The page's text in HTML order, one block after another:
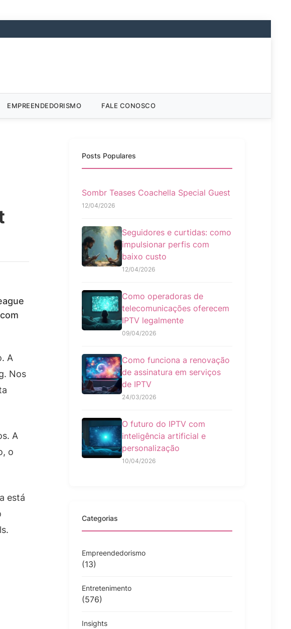
EMPREENDEDORISMO FALE CONOSCO
A
Nos
A
o
está
Posts Populares
Sombr Teases Coachella Special Guest
12/04/2026
Seguidores e curtidas: como
impulsionar perfis com
baixo custo
12/04/2026
Como operadoras de
telecomunicações oferecem
IPTV legalmente
09/04/2026
Como funciona a renovação
de assinatura em serviços
de IPTV
24/03/2026
O futuro do IPTV com
inteligência artificial e
personalização
10/04/2026
Categorias
Empreendedorismo
(13)
Entretenimento
(576)
Insights